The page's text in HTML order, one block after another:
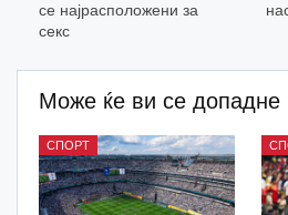
се најрасположени за
секс
Може ќе ви се допадне
СПОРТ